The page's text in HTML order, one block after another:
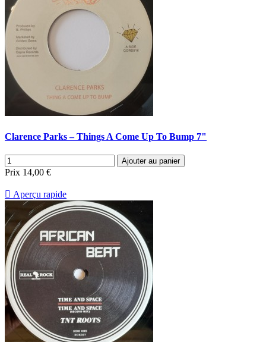
Clarence Parks – Things A Come Up To Bump 7"
Ajouter au panier
Prix 14,00 €
 Aperçu rapide